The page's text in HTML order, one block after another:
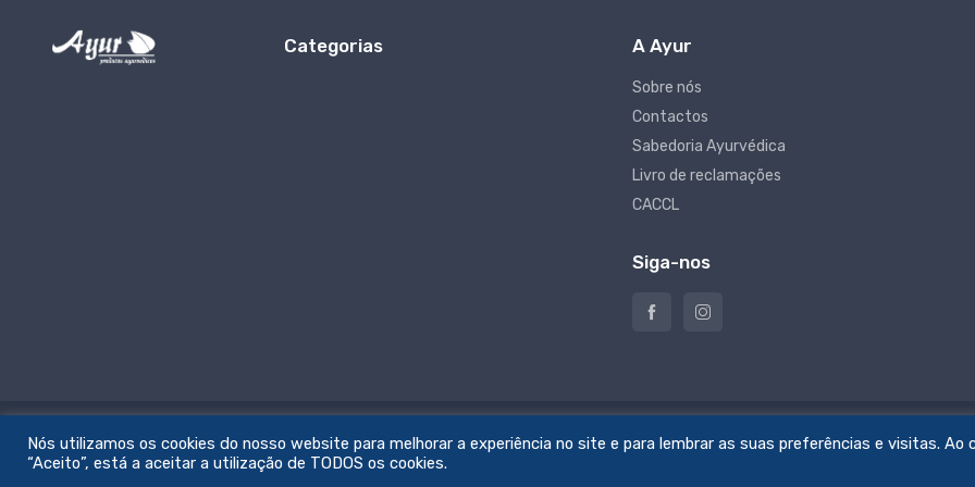
Categorias A Ayur
Sobre nós
Contactos
Sabedoria Ayurvédica
Livro de reclamações
CACCL
Siga-nos
© All rights reserved. Feito com amor porzemstudio
Nós utilizamos os cookies do nosso website para melhorar a experiência no site e para lembrar as suas preferências e visitas. Ao
“Aceito”, está a aceitar a utilização de TODOS os cookies.